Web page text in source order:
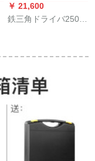
￥ 21,600
鉄三角ドライバ250
マイク録音歌キャス
機器吹き替え専用全
民鉄三角イヤホンセ
ット【携帯電話の接
続コードを含まな